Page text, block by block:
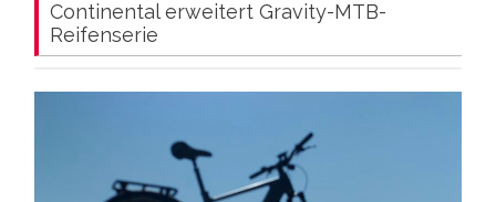
Continental erweitert Gravity-MTB-
Reifenserie